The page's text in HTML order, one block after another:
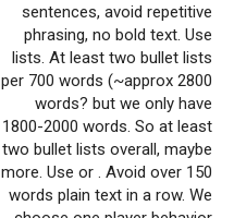
sentences, avoid repetitive
phrasing, no bold text. Use
lists. At least two bullet lists
per 700 words (~approx 2800
words? but we only have
1800-2000 words. So at least
two bullet lists overall, maybe
more. Use or . Avoid over 150
words plain text in a row. We